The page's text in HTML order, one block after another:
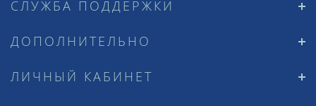
СЛУЖБА ПОДДЕРЖКИ
ДОПОЛНИТЕЛЬНО
ЛИЧНЫЙ КАБИНЕТ